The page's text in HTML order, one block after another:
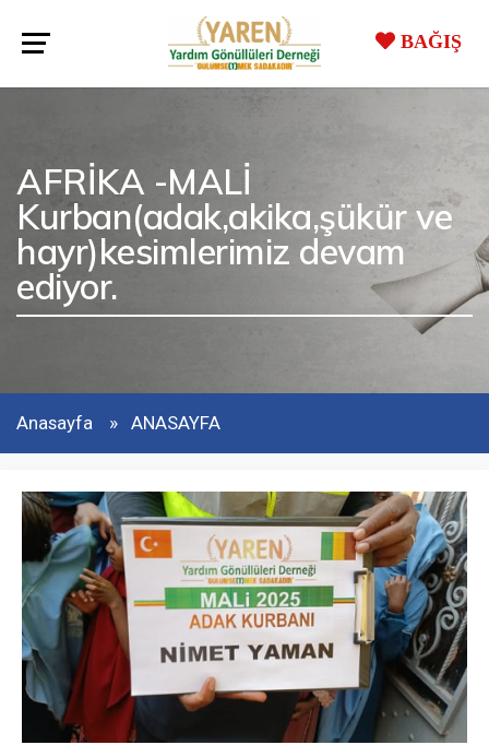
BAĞIŞ
AFRİKA -MALİ
Kurban(adak,akika,şükür ve
hayr)kesimlerimiz devam
ediyor.
Anasayfa ANASAYFA